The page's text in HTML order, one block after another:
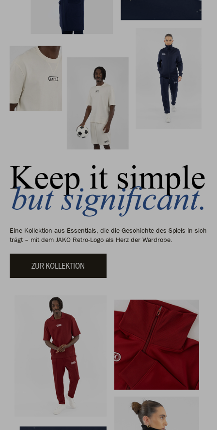
Eine Kollektion aus Essentials, die die Geschichte des Spiels in sich
trägt – mit dem JAKO Retro-Logo als Herz der Wardrobe.
ZUR KOLLEKTION